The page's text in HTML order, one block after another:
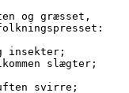
og græsset,
insekter;
slægter;
svirre;